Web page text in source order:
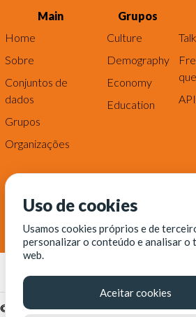
Main
Home
Sobre
Conjuntos de
dados
Grupos
Organizações
Grupos
Culture
Demography
Economy
Education
© Fortaleza Digital || CITINOVA -
Uso de cookies
Usamos cookies próprios e de
personalizar o conteúdo e analisar o
web.
Aceitar cookies